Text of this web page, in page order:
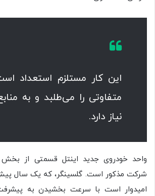
این کار مستلزم استعداد
متفاوتی را می‌طلبد و به
نیاز دارد.
واحد خودروی جدید اینتل قسمتی از
شرکت مذکور است. گلسینگر، که یک سال
امیدوار است با سرعت بخشیدن به